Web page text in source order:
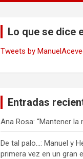
Lo que se dice
Tweets by
Entradas
Ana Rosa: “Mantener
De tal palo…: Manuel y
primera vez en un gran